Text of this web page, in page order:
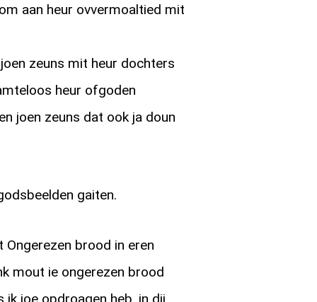
aan heur ovvermoaltied mit
zeuns mit heur dochters
heur ofgoden
joen zeuns dat ook ja doun
gaiten.
brood in eren
mout ie ongerezen brood